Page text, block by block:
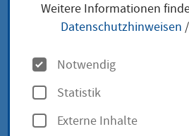
Erlaubnis
der
Medizinische
Weitere Informationen
Datenschutzhinweisen /
O
p
t
i
Notwendig
Statistik
Externe Inhalte